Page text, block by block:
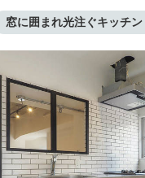
窓に囲まれ光注ぐキッチン